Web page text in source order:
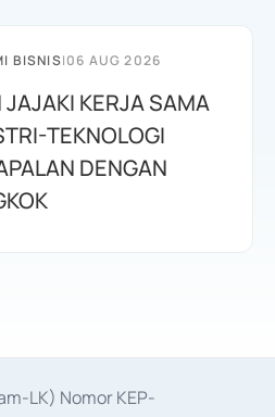
BISNIS|06 AUG 2026
JAJAKI KERJA SAMA
TEKNOLOGI
DENGAN
LK) Nomor KEP-